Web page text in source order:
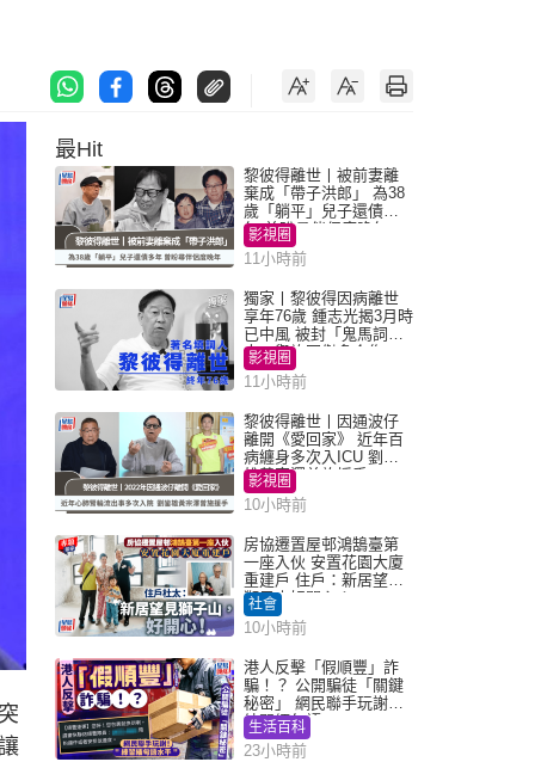
最Hit
黎彼得離世丨被前妻離
棄成「帶子洪郎」 為38
歲「躺平」兒子還債多
年 曾盼尋伴侶度晚年
影視圈
11小時前
獨家丨黎彼得因病離世
享年76歲 鍾志光揭3月時
已中風 被封「鬼馬詞
人」與許冠傑多合作
影視圈
11小時前
黎彼得離世丨因通波仔
離開《愛回家》 近年百
病纏身多次入ICU 劉鑾
雄黃宗澤曾施援手
影視圈
10小時前
房協遷置屋邨鴻鵠臺第
一座入伙 安置花園大廈
重建戶 住戶：新居望見
獅子山好開心！
社會
10小時前
港人反擊「假順豐」詐
騙！？ 公開騙徒「關鍵
秘密」 網民聯手玩謝：
練習緬甸語
生活百科
23小時前